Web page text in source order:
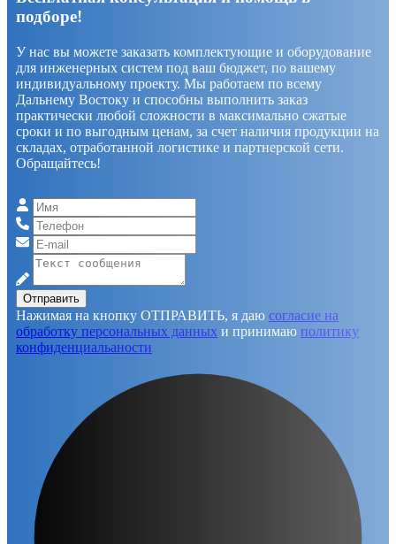
подборе!
У нас вы можете заказать комплектующие и оборудование
для инженерных систем под ваш бюджет, по вашему
индивидуальному проекту. Мы работаем по всему
Дальнему Востоку и способны выполнить заказ
практически любой сложности в максимально сжатые
сроки и по выгодным ценам, за счет наличия продукции на
складах, отработанной логистике и партнерской сети.
Обращайтесь!
Отправить
Нажимая на кнопку ОТПРАВИТЬ, я даю согласие на
обработку персональных данных и принимаю политику
конфиденциальаности